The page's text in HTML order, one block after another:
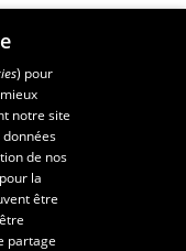
et de développement
) pour
notre site
de nos
la
être
partage